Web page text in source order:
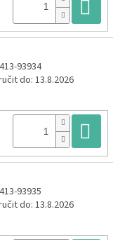
93934
do: 13.8.2026
93935
do: 13.8.2026